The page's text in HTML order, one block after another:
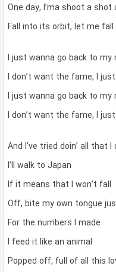
One day, I’ma shoot a shot
Fall into its orbit, let me
I just wanna go back to my
I don’t want the fame, I
I just wanna go back to my
I don’t want the fame, I
And I’ve tried doin’ all that I
I’ll walk to Japan
If it means that I won’t fall
Off, bite my own tongue
For the numbers I made
I feed it like an animal
Popped off, full of all this